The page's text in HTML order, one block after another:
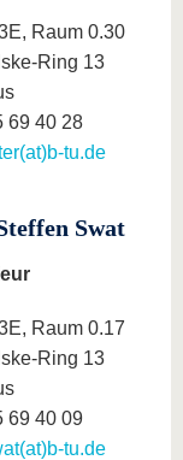
Raum 0.30
Ring 13
69 40 28
tu.de
Swat
Raum 0.17
Ring 13
69 40 09
tu.de